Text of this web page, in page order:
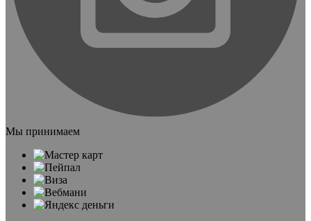
Мы принимаем